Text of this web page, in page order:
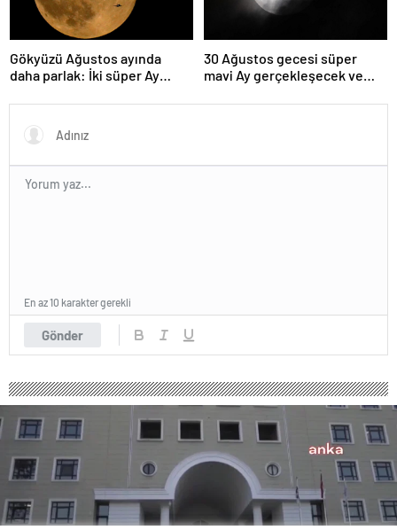
Gökyüzü Ağustos ayında
daha parlak: İki süper Ay
30 Ağustos gecesi süper
mavi Ay gerçekleşecek ve
olacak
Gönder
En az 10 karakter gerekli